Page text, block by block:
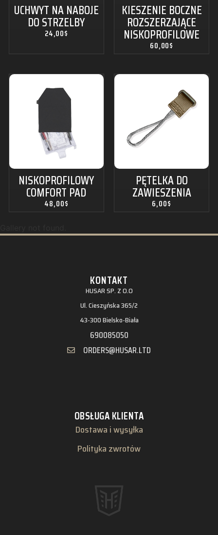
UCHWYT NA NABOJE
DO STRZELBY
24,00$
KIESZENIE BOCZNE
ROZSZERZAJĄCE
NISKOPROFILOWE
60,00$
NISKOPROFILOWY
COMFORT PAD
48,00$
PĘTELKA DO
ZAWIESZENIA
6,00$
KONTAKT
HUSAR SP. Z O.O
Ul. Cieszyńska 365/2
43-300 Bielsko-Biała
690085050
ORDERS@HUSAR.LTD
OBSŁUGA KLIENTA
Dostawa i wysyłka
Polityka zwrotów